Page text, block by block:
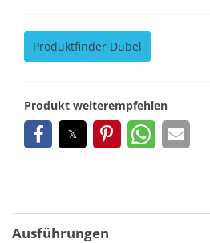
Produktfinder Dübel
Produkt weiterempfehlen
Ausführungen